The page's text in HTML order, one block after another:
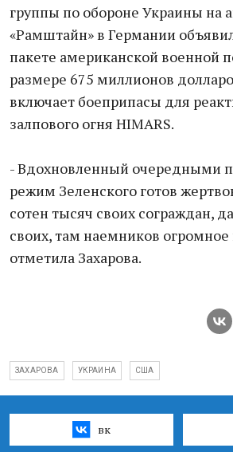
группы по обороне Украины на
«Рамштайн» в Германии
пакете американской военной
размере 675 миллионов
включает боеприпасы для
залпового огня HIMARS.
- Вдохновленный очередными
режим Зеленского готов
сотен тысяч своих сограждан,
своих, там наемников огромное
отметила Захарова.
ЗАХАРОВА УКРАИНА США
вк